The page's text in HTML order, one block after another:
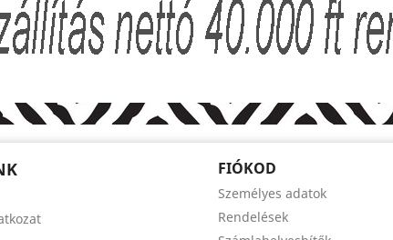
FIÓKOD
Személyes adatok
Rendelések